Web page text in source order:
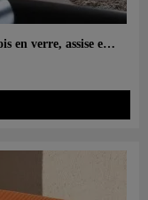
Fauteuil design MW01 "Cannage" – Parois en verre, assise en mousse